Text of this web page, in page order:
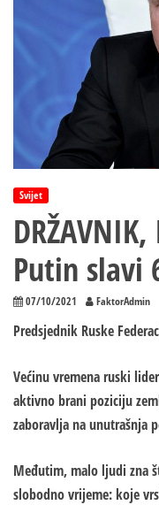
Svijet
DRŽAVNIK,
Putin slavi
07/10/2021 FaktorAdmin
Predsjednik Ruske
Većinu vremena ruski
aktivno brani poziciju
zaboravlja na unutrašnja
Međutim, malo ljudi zna
slobodno vrijeme: koje